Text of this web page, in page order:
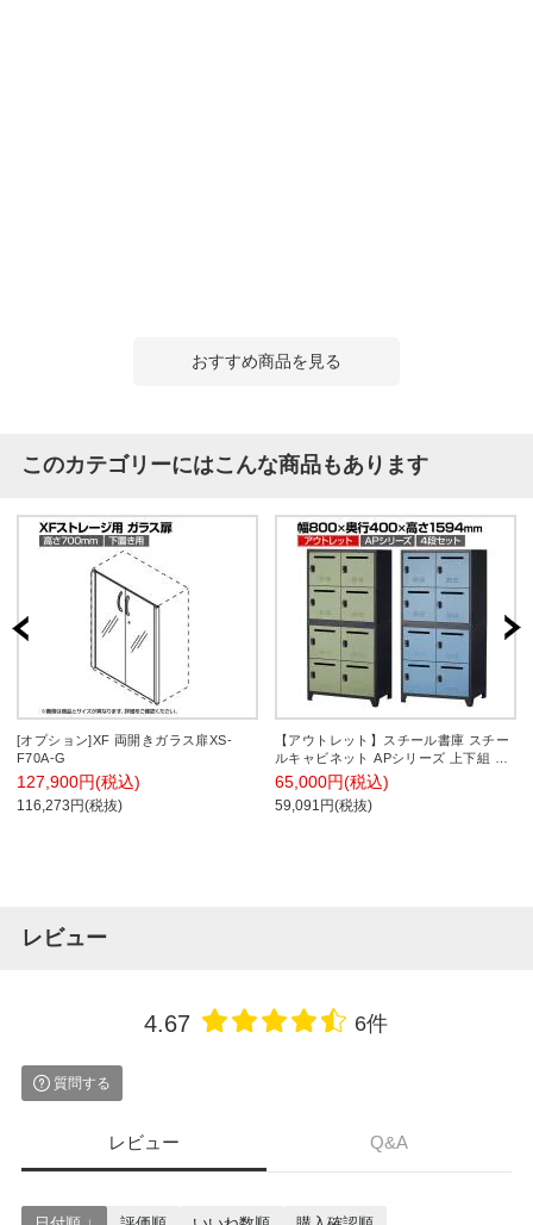
おすすめ商品を見る
このカテゴリーにはこんな商品もあります
[オプション]XF 両開きガラス扉XS-
F70A-G
127,900円(税込)
116,273円(税抜)
【アウトレット】スチール書庫 スチー
ルキャビネット APシリーズ 上下組 上
置き2段4人パーソナルロッカー +下置
き2段4人パーソナルロッカー シリンダ
ー錠 幅800×奥行400×高さ1594mm
65,000円(税込)
59,091円(税抜)
レビュー
4.67 6件
質問する
レビュー Q&A